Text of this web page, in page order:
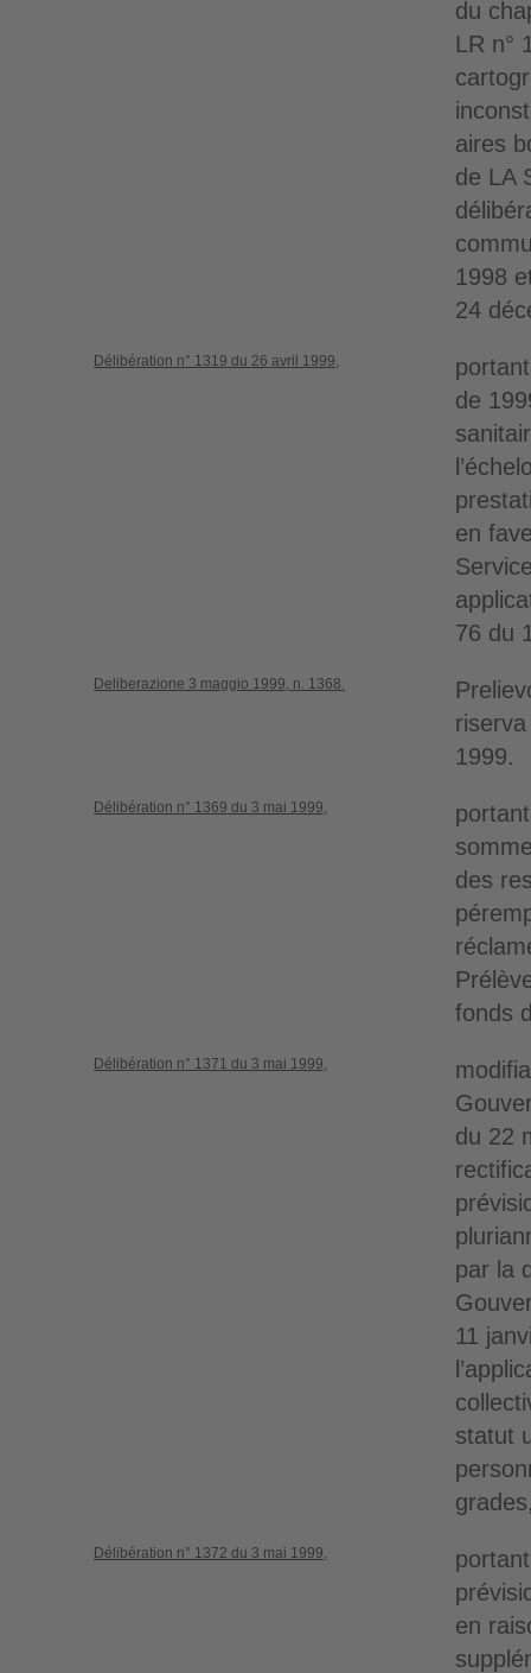
du
LR n°
aires
de LA
1998
24
Délibération n° 1319 du 26 avril 1999,
de
en
76 du
Deliberazione 3 maggio 1999, n. 1368.
riserva
1999.
Délibération n° 1369 du 3 mai 1999,
des
fonds
Délibération n° 1371 du 3 mai 1999,
du 22
par la
11
statut
Délibération n° 1372 du 3 mai 1999,
en